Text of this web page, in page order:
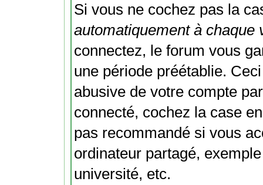
Si vous ne cochez pas la
automatiquement à chaque
connectez, le forum vous
une période préétablie.
abusive de votre compte
connecté, cochez la case
pas recommandé si vous
ordinateur partagé,
université, etc.